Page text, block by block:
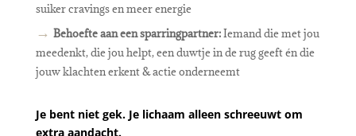
suiker cravings en meer energie
→ Behoefte aan een sparringpartner:Iemand die met jou
meedenkt, die jou helpt, een duwtje in de rug geeft én die
jouw klachten erkent & actie onderneemt
Je bent niet gek. Je lichaam alleen schreeuwt om
extra aandacht.